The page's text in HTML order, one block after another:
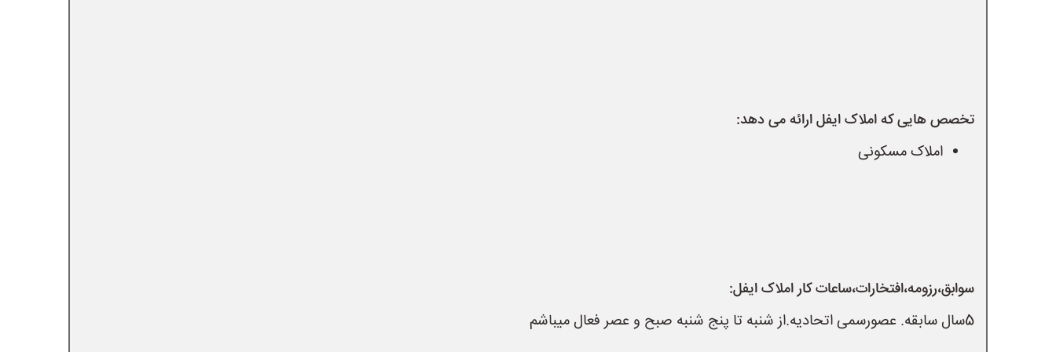
تخصص هایی که املاک ایفل ارائه می دهد:
املاک مسکونی
سوابق،رزومه،افتخارات،ساعات کار املاک ایفل:
5سال سابقه. عصورسمی اتحادیه.از شنبه تا پنج شنبه صبح و عصر فعال میباشم